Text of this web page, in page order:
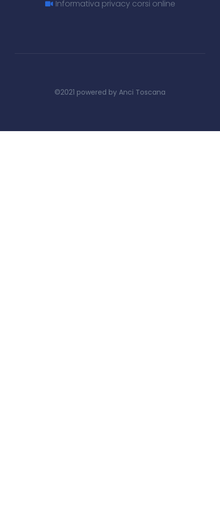
Informativa privacy corsi online
©2021 powered by Anci Toscana